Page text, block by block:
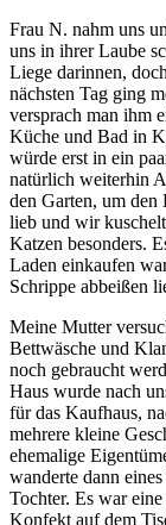
Frau N. nahm uns
uns in ihrer Laube
Liege darinnen,
nächsten Tag ging
versprach man ihm
Küche und Bad in
würde erst in ein
natürlich weiterhin
den Garten, um
lieb und wir
Katzen besonders.
Laden einkaufen
Schrippe abbeißen
Meine Mutter
Bettwäsche und
noch gebraucht
Haus wurde nach
für das Kaufhaus,
mehrere kleine
ehemalige
wanderte dann
Tochter. Es war
Konfekt auf dem